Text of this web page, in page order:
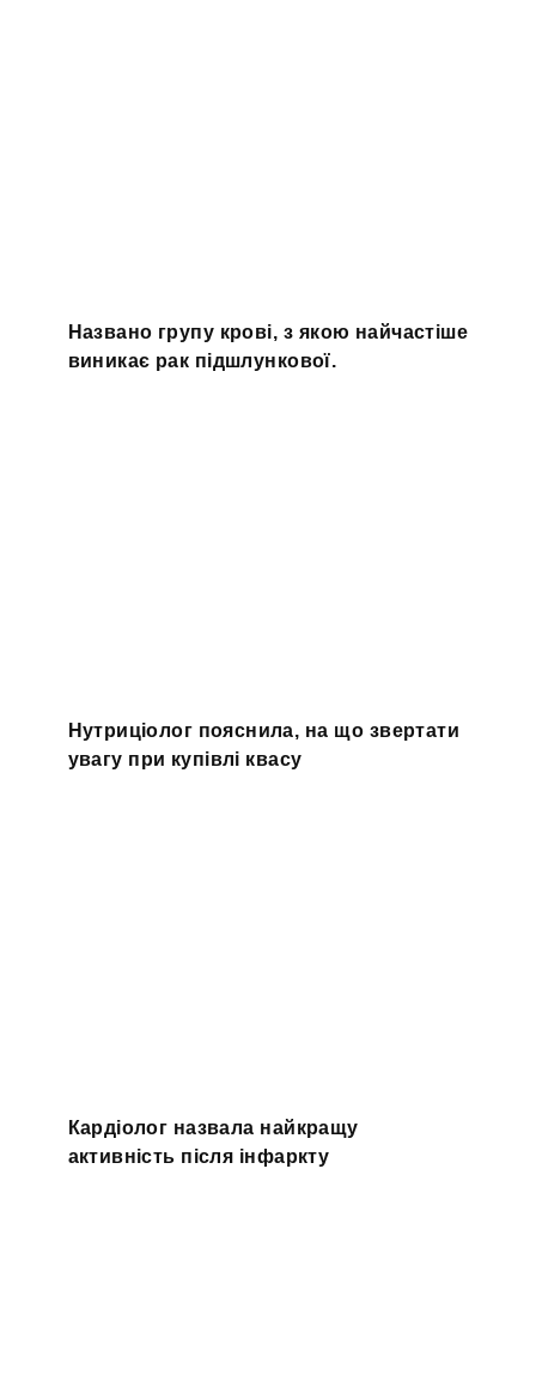
Названо групу крові, з якою найчастіше
виникає рак підшлункової.
Нутриціолог пояснила, на що звертати
увагу при купівлі квасу
Кардіолог назвала найкращу
активність після інфаркту